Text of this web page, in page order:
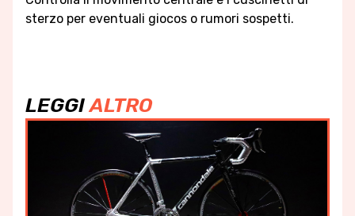
LEGGIALTRO
sterzo per eventuali giocos o rumori sospetti.